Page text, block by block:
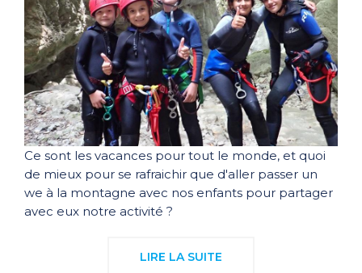
Ce sont les vacances pour tout le monde, et quoi
de mieux pour se rafraichir que d'aller passer un
we à la montagne avec nos enfants pour partager
avec eux notre activité ?
LIRE LA SUITE